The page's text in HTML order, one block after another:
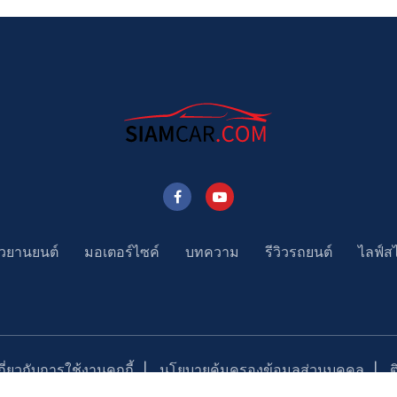
ยานยนต์ มอเตอร์ไซค์ บทความ รีวิวรถยนต์ ไลฟ์ส
ยวกับการใช้งานคุกกี้ นโยบายคุ้มครองข้อมูลส่วนบุคคล